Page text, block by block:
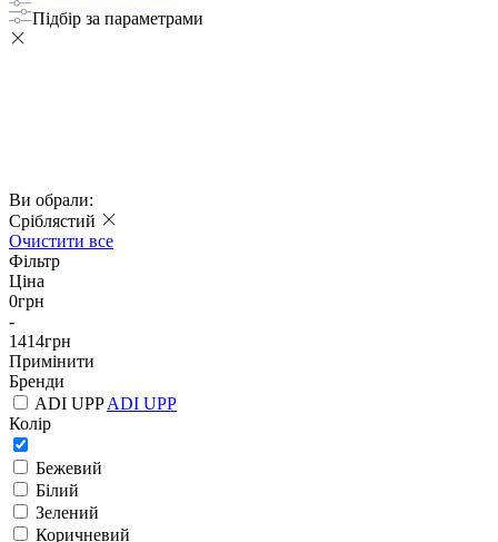
Підбір за параметрами
Ви обрали:
Сріблястий
Очистити все
Фільтр
Ціна
0грн
-
1414грн
Примінити
Бренди
ADI UPPADI UPP
Колір
Бежевий
Білий
Зелений
Коричневий